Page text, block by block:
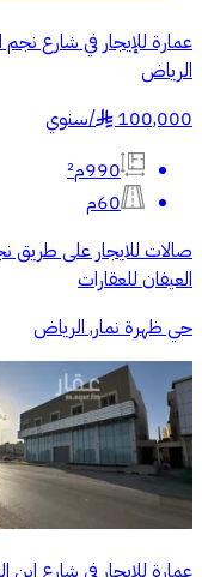
عمارة للإيجار في شارع نجم
الرياض
100,000
§
/سنوي
990م²
60م
صالات للايجار على طريق
العيفان للعقارات
حي ظهرة نمار, الرياض